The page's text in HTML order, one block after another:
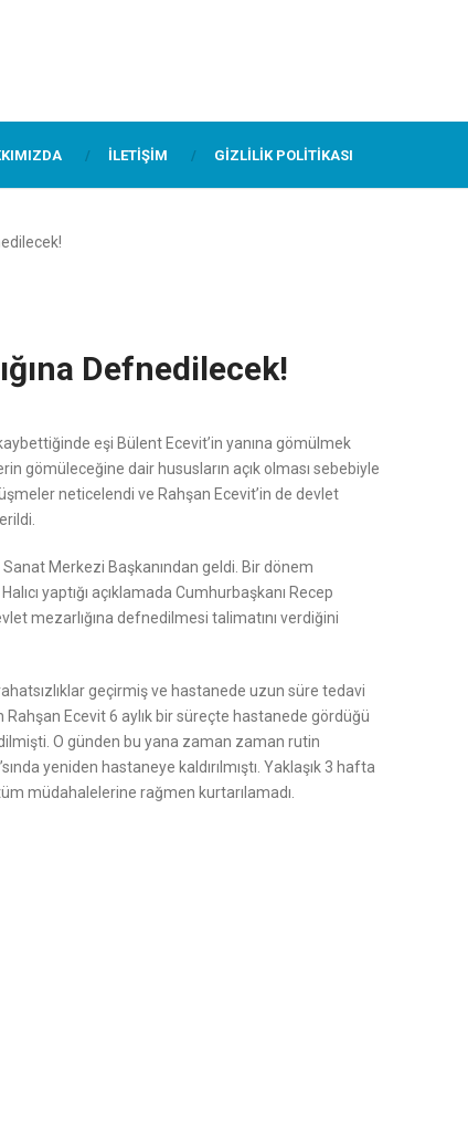
İLETIŞIM GIZLILIK POLITIKASI
Defnedilecek!
eşi Bülent Ecevit’in yanına gömülmek
gömüleceğine dair hususların açık olması sebebiyle
neticelendi ve Rahşan Ecevit’in de devlet
Merkezi Başkanından geldi. Bir dönem
yaptığı açıklamada Cumhurbaşkanı Recep
mezarlığına defnedilmesi talimatını verdiğini
geçirmiş ve hastanede uzun süre tedavi
Ecevit 6 aylık bir süreçte hastanede gördüğü
O günden bu yana zaman zaman rutin
yeniden hastaneye kaldırılmıştı. Yaklaşık 3 hafta
müdahalelerine rağmen kurtarılamadı.